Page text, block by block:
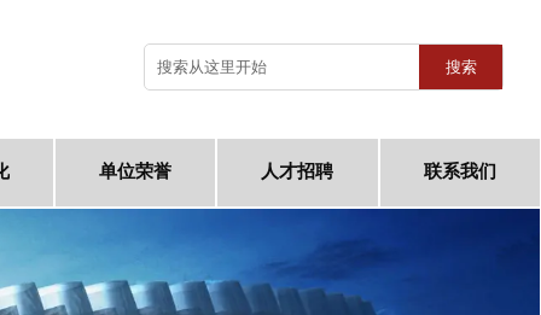
搜索
单位荣誉 人才招聘 联系我们